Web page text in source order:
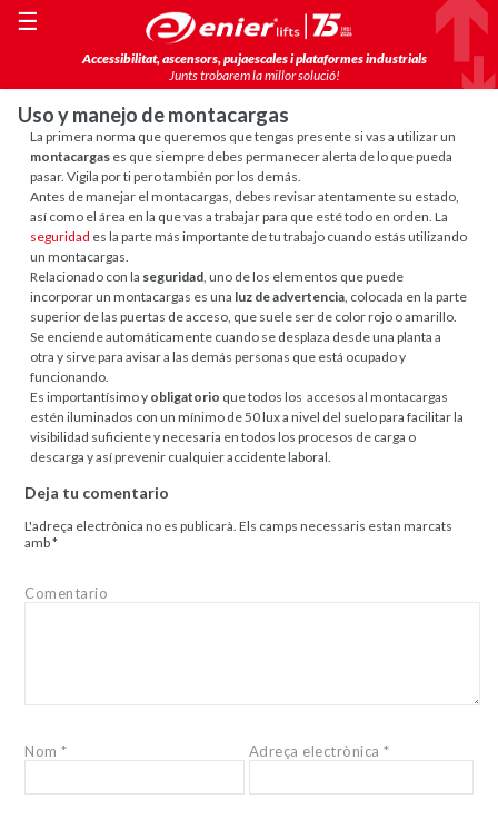
Accessibilitat, ascensors, pujaescales i plataformes industrials
Junts trobarem la millor solució!
☰
Uso y manejo de montacargas
La primera norma que queremos que tengas presente si vas a utilizar un
montacargas es que siempre debes permanecer alerta de lo que pueda
pasar. Vigila por ti pero también por los demás.
Antes de manejar el montacargas, debes revisar atentamente su estado,
así como el área en la que vas a trabajar para que esté todo en orden. La
seguridad es la parte más importante de tu trabajo cuando estás utilizando
un montacargas.
Relacionado con la seguridad, uno de los elementos que puede
incorporar un montacargas es una luz de advertencia, colocada en la parte
superior de las puertas de acceso, que suele ser de color rojo o amarillo.
Se enciende automáticamente cuando se desplaza desde una planta a
otra y sirve para avisar a las demás personas que está ocupado y
funcionando.
Es importantísimo y obligatorio que todos los accesos al montacargas
estén iluminados con un mínimo de 50 lux a nivel del suelo para facilitar la
visibilidad suficiente y necesaria en todos los procesos de carga o
descarga y así prevenir cualquier accidente laboral.
Deja tu comentario
L'adreça electrònica no es publicarà. Els camps necessaris estan marcats
amb*
Comentario
Nom* Adreça electrònica*